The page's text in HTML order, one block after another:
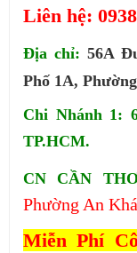
Liên hệ:
Địa chỉ: 56A
Phố 1A,
Chi Nhánh 1:
TP.HCM.
CN CẦN
Phường An
Miễn Phí